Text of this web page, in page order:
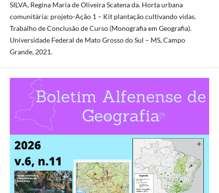
SILVA, Regina Maria de Oliveira Scatena da. Horta urbana
comunitária: projeto-Ação 1 – Kit plantação cultivando vidas.
Trabalho de Conclusão de Curso (Monografia em Geografia).
Universidade Federal de Mato Grosso do Sul – MS, Campo
Grande, 2021.